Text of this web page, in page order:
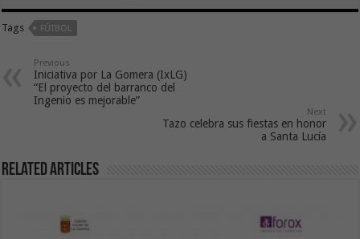
Tags FÚTBOL
Previous
Iniciativa por La Gomera (IxLG)
“El proyecto del barranco del
Ingenio es mejorable”
Next
Tazo celebra sus fiestas en honor
a Santa Lucía
Related Articles